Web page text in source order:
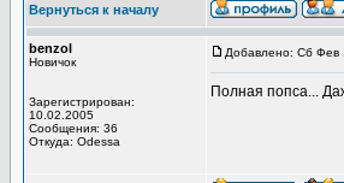
Вернуться к началу
benzol
Новичок
Зарегистрирован:
10.02.2005
Сообщения: 36
Откуда: Odessa
Добавлено: Сб Фев
Полная попса...